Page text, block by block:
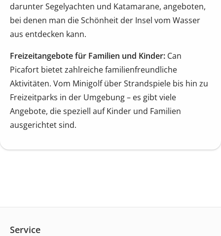
darunter Segelyachten und Katamarane, angeboten,
bei denen man die Schönheit der Insel vom Wasser
aus entdecken kann.
Freizeitangebote für Familien und Kinder: Can
Picafort bietet zahlreiche familienfreundliche
Aktivitäten. Vom Minigolf über Strandspiele bis hin zu
Freizeitparks in der Umgebung – es gibt viele
Angebote, die speziell auf Kinder und Familien
ausgerichtet sind.
Service